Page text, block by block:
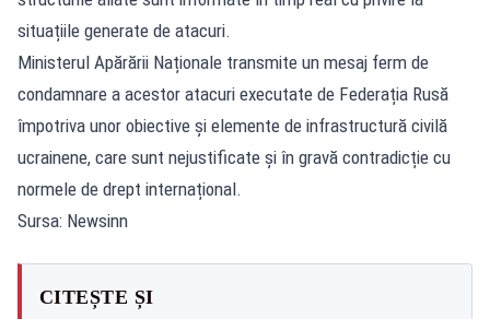
situațiile generate de atacuri.
Ministerul Apărării Naționale transmite un mesaj ferm de
condamnare a acestor atacuri executate de Federația Rusă
împotriva unor obiective și elemente de infrastructură civilă
ucrainene, care sunt nejustificate și în gravă contradicție cu
normele de drept internațional.
Sursa: Newsinn
CITEȘTE ȘI